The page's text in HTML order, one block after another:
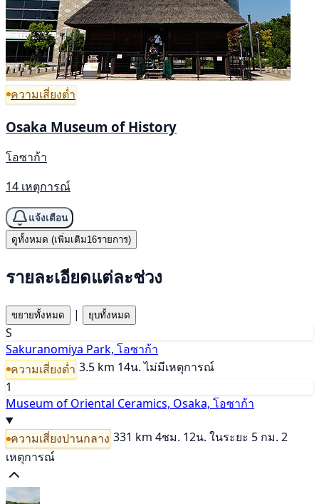
ความเสี่ยงต่ำ
Osaka Museum of History
โอซาก้า
14 เหตุการณ์
แจ้งเตือน
ดูทั้งหมด (เพิ่มเติม16รายการ)
รายละเอียดแต่ละช่วง
ขยายทั้งหมด | ยุบทั้งหมด
S
Sakuranomiya Park, โอซาก้า
ความเสี่ยงต่ำ 3.5 km 14น. ไม่มีเหตุการณ์
1
Museum of Oriental Ceramics, Osaka, โอซาก้า
ความเสี่ยงปานกลาง 331 km 4ชม. 12น. ในระยะ 5 กม. 2
เหตุการณ์